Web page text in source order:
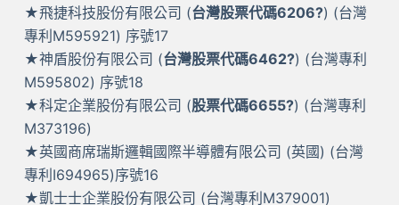
★飛捷科技股份有限公司 (台灣股票代碼6206?) (台灣
專利M595921) 序號17
★神盾股份有限公司 (台灣股票代碼6462?) (台灣專利
M595802) 序號18
★科定企業股份有限公司 (股票代碼6655?) (台灣專利
M373196)
★英國商席瑞斯邏輯國際半導體有限公司 (英國) (台灣
專利I694965)序號16
★凱士士企業股份有限公司 (台灣專利M379001)